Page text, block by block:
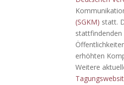
(SGKM) statt.
stattfindenden
erhöhten
Weitere